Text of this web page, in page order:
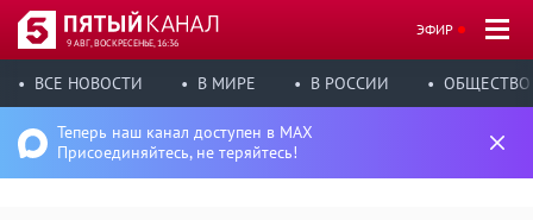
9 АВГ, ВОСКРЕСЕНЬЕ, 16:36
ЭФИР
ВСЕ НОВОСТИ В МИРЕ В РОССИИ ОБЩЕСТВО
Теперь наш канал доступен в MAX
Присоединяйтесь, не теряйтесь!